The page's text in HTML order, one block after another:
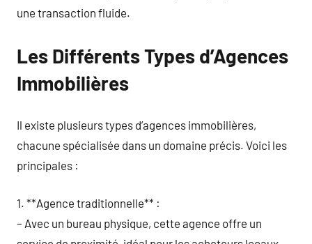
une transaction fluide.
Les Différents Types d’Agences
Immobilières
Il existe plusieurs types d’agences immobilières,
chacune spécialisée dans un domaine précis. Voici les
principales :
1. **Agence traditionnelle** :
– Avec un bureau physique, cette agence offre un